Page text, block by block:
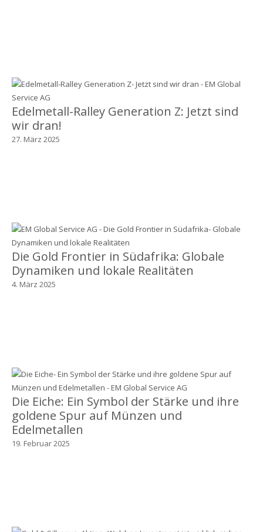
Edelmetall-Ralley Generation Z: Jetzt sind
wir dran!
27. März 2025
Die Gold Frontier in Südafrika: Globale
Dynamiken und lokale Realitäten
4. März 2025
Die Eiche: Ein Symbol der Stärke und ihre
goldene Spur auf Münzen und
Edelmetallen
19. Februar 2025